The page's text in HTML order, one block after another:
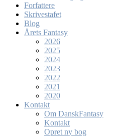
Forfattere
Skrivestafet
Blog
Årets Fantasy
2026
2025
2024
2023
2022
2021
2020
Kontakt
Om DanskFantasy
Kontakt
Opret ny bog